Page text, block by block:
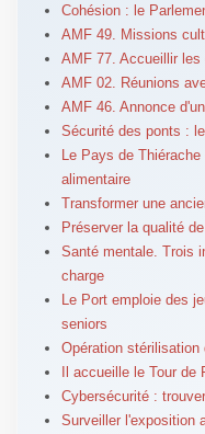
Cohésion : le
AMF 49. Missions
AMF 77. Accueillir
AMF 02. Réunions
AMF 46. Annonce
Sécurité des ponts :
Le Pays de
alimentaire
Transformer une
Préserver la qualité
Santé mentale. Trois
charge
Le Port emploie des
seniors
Opération stérilisation
Il accueille le Tour de
Cybersécurité :
Surveiller l'exposition